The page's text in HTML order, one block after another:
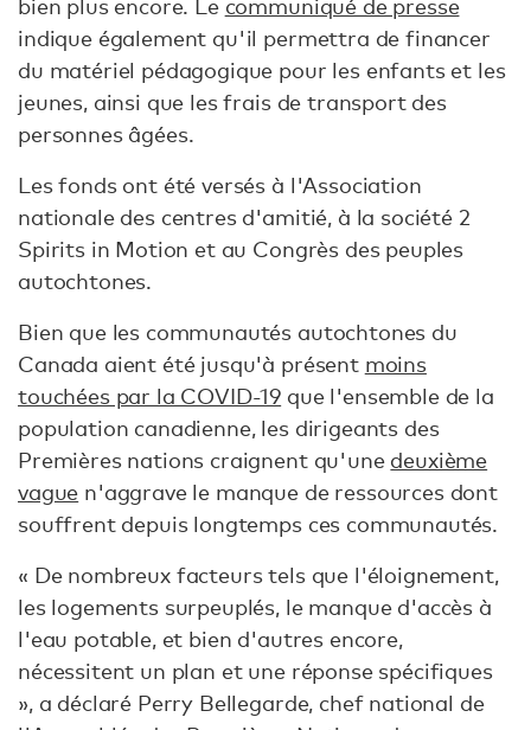
bien plus encore. Le communiqué de presse
indique également qu'il permettra de financer
du matériel pédagogique pour les enfants et les
jeunes, ainsi que les frais de transport des
personnes âgées.
Les fonds ont été versés à l'Association
nationale des centres d'amitié, à la société 2
Spirits in Motion et au Congrès des peuples
autochtones.
Bien que les communautés autochtones du
Canada aient été jusqu'à présent moins
touchées par la COVID-19 que l'ensemble de la
population canadienne, les dirigeants des
Premières nations craignent qu'une deuxième
vague n'aggrave le manque de ressources dont
souffrent depuis longtemps ces communautés.
« De nombreux facteurs tels que l'éloignement,
les logements surpeuplés, le manque d'accès à
l'eau potable, et bien d'autres encore,
nécessitent un plan et une réponse spécifiques
», a déclaré Perry Bellegarde, chef national de